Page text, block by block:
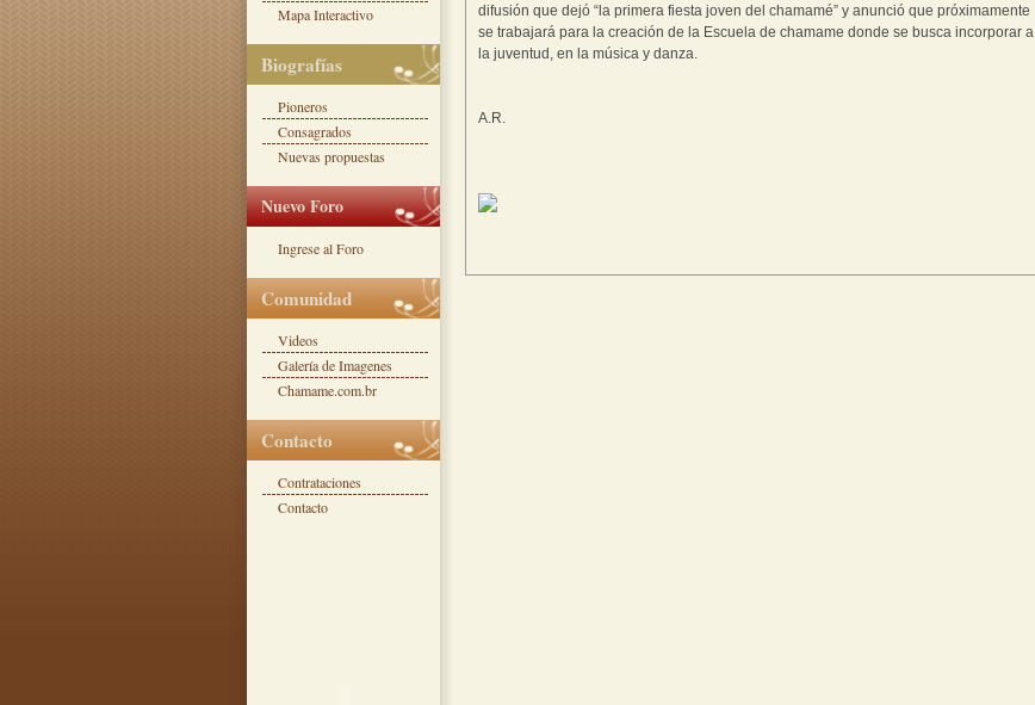
difusión que dejó “la primera fiesta joven del chamamé” y anunció que próximamente
se trabajará para la creación de la Escuela de chamame donde se busca incorporar a
la juventud, en la música y danza.
A.R.
Mapa Interactivo
Biografías
Pioneros
Consagrados
Nuevas propuestas
Nuevo Foro
Ingrese al Foro
Comunidad
Videos
Galería de Imagenes
Chamame.com.br
Contacto
Contrataciones
Contacto